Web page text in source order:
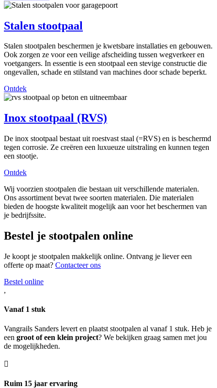
Stalen stootpaal
Stalen stootpalen beschermen je kwetsbare installaties en gebouwen.
Ook zorgen ze voor een veilige afscheiding tussen wegverkeer en
voetgangers. In essentie is een stootpaal een stevige constructie die
ongevallen, schade en stilstand van machines door schade beperkt.
Ontdek
Inox stootpaal (RVS)
De inox stootpaal bestaat uit roestvast staal (=RVS) en is beschermd
tegen corrosie. Ze creëren een luxueuze uitstraling en kunnen tegen
een stootje.
Ontdek
Wij voorzien stootpalen die bestaan uit verschillende materialen.
Ons assortiment bevat twee soorten materialen. Die materialen
bieden de hoogste kwaliteit mogelijk aan voor het beschermen van
je bedrijfssite.
Bestel je stootpalen online
Je koopt je stootpalen makkelijk online. Ontvang je liever een
offerte op maat? Contacteer ons
Bestel online
,
Vanaf 1 stuk
Vangrails Sanders levert en plaatst stootpalen al vanaf 1 stuk. Heb je
een groot of een klein project? We bekijken graag samen met jou
de mogelijkheden.

Ruim 15 jaar ervaring